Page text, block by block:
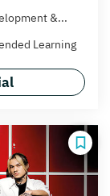
&...
Learning